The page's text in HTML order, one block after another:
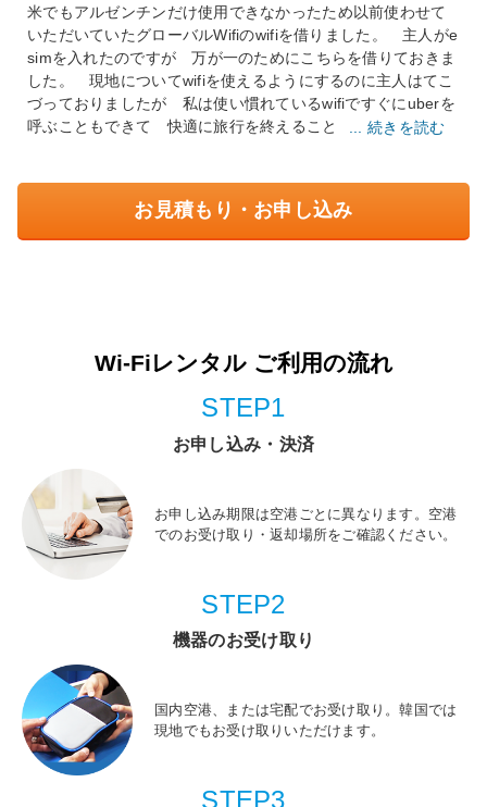
米でもアルゼンチンだけ使用できなかったため以前使わせて
いただいていたグローバルWifiのwifiを借りました。 主人がe
simを入れたのですが 万が一のためにこちらを借りておきま
した。 現地についてwifiを使えるようにするのに主人はてこ
づっておりましたが 私は使い慣れているwifiですぐにuberを
呼ぶこともできて 快適に旅行を終えること
... 続きを読む
お見積もり・お申し込み
Wi-Fiレンタル ご利用の流れ
STEP1
お申し込み・決済
お申し込み期限は空港ごとに異なります。空港
でのお受け取り・返却場所をご確認ください。
STEP2
機器のお受け取り
国内空港、または宅配でお受け取り。韓国では
現地でもお受け取りいただけます。
STEP3